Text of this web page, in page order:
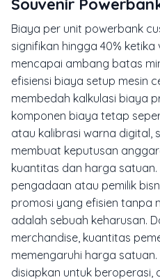
Souvenir
Biaya per unit powerbank
signifikan hingga 40%
mencapai ambang batas
efisiensi biaya setup mesin
membedah kalkulasi biaya
komponen biaya tetap
atau kalibrasi warna digital,
membuat keputusan
kuantitas dan harga
pengadaan atau pemilik
promosi yang efisien tanpa
adalah sebuah keharusan.
merchandise, kuantitas
memengaruhi harga
disiapkan untuk